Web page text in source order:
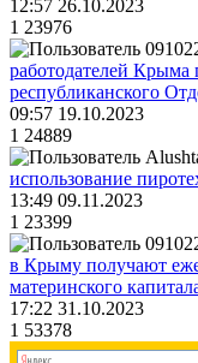
12:57 26.10.2023
1 23976
работодателей Крыма
республиканского
09:57 19.10.2023
1 24889
использование
13:49 09.11.2023
1 23399
в Крыму получают
материнского
17:22 31.10.2023
1 53378